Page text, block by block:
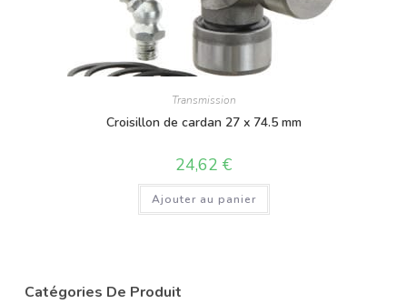
Transmission
Croisillon de cardan 27 x 74.5 mm
24,62 €
Ajouter au panier
Catégories De Produit